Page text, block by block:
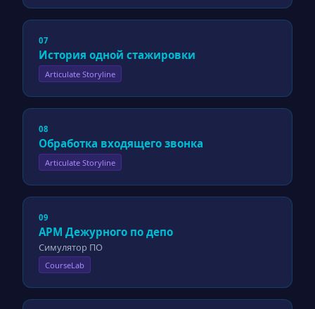
07
История одной стажировки
Articulate Storyline
08
Обработка входящего звонка
Articulate Storyline
09
АРМ Дежурного по депо
Симулятор ПО
CourseLab